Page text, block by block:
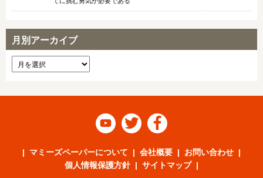
月別アーカイブ
  
マミーズペーパーについて 会社概要
お問い合わせ
個人情報保護方針
サイトマップ